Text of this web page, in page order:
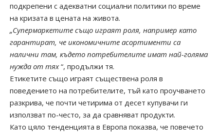
подкрепени с адекватни социални политики по време
на кризата в цената на живота.
„Супермаркетите също играят роля, например като
гарантират, че икономичните асортименти са
налични там, където потребителите имат най-голяма
нужда от тях“, продължи тя.
Етикетите също играят съществена роля в
поведението на потребителите, тъй като проучването
разкрива, че почти четирима от десет купувачи ги
използват по-често, за да сравняват продукти.
Като цяло тенденцията в Европа показва, че повечето